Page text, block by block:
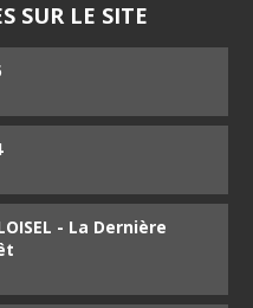
SUR LE SITE
- La Dernière